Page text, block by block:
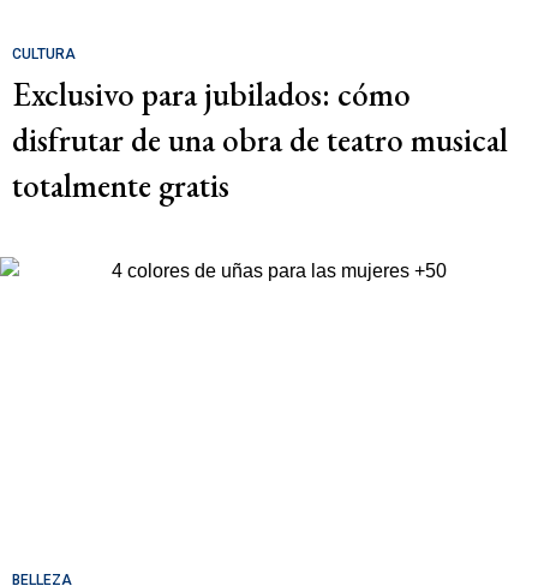
CULTURA
Exclusivo para jubilados: cómo
disfrutar de una obra de teatro musical
totalmente gratis
BELLEZA